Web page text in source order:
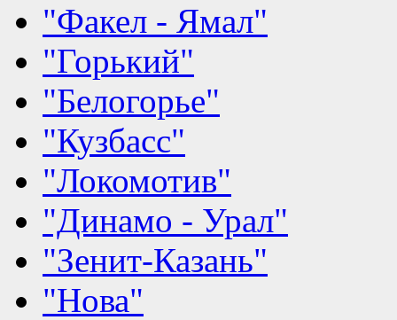
"Факел - Ямал"
"Горький"
"Белогорье"
"Кузбасс"
"Локомотив"
"Динамо - Урал"
"Зенит-Казань"
"Нова"